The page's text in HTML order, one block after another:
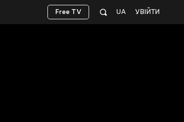
УВІЙТИ
UA
Free TV